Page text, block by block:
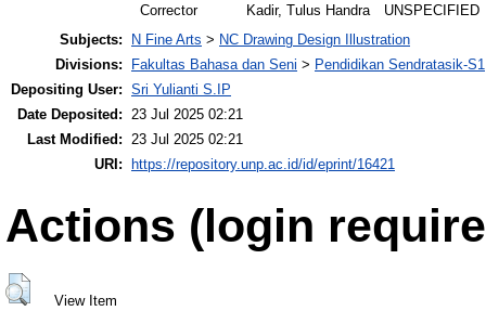
Corrector
Kadir, Tulus Handra
UNSPECIFIED
Subjects:
N Fine Arts > NC Drawing Design Illustration
Divisions:
Fakultas Bahasa dan Seni > Pendidikan Sendratasik-S1
Depositing User: Sri Yulianti S.IP
Date Deposited: 23 Jul 2025 02:21
Last Modified: 23 Jul 2025 02:21
URI:
https://repository.unp.ac.id/id/eprint/16421
Actions (login
View Item